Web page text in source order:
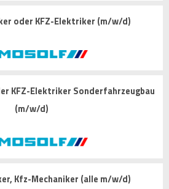
oder KFZ-Elektriker (m/w/d)
KFZ-Elektriker Sonderfahrzeugbau
(m/w/d)
Kfz-Mechaniker (alle m/w/d)